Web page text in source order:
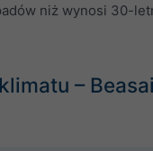
niż wynosi 30-
–